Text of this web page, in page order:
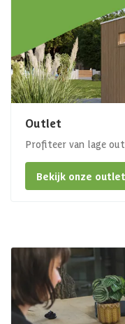
Outlet
Profiteer van lage
Bekijk onze outlet